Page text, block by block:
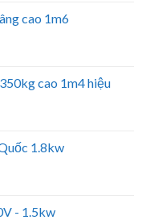
cao 1m6
cao 1m4 hiệu
1.8kw
- 1.5kw